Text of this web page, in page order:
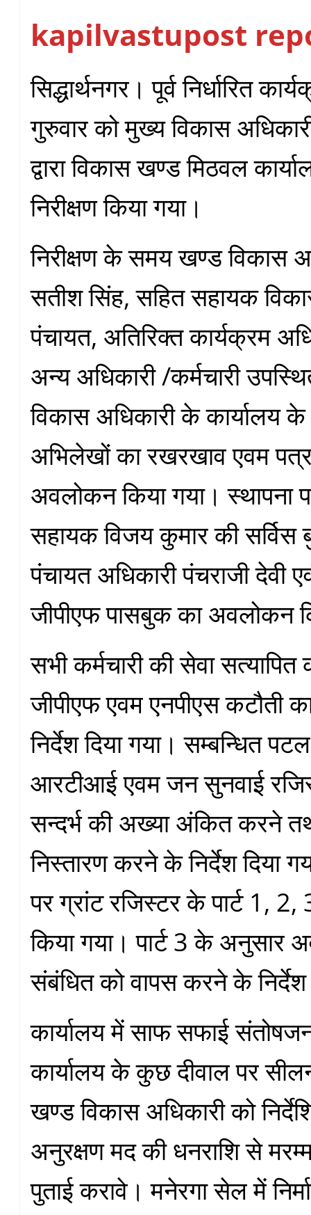
kapilvastupost
सिद्धार्थनगर। पूर्व निर्धारित
गुरुवार को मुख्य विकास
द्वारा विकास खण्ड मिठवल
निरीक्षण किया गया।
निरीक्षण के समय खण्ड विकास
सतीश सिंह, सहित सहायक
पंचायत, अतिरिक्त कार्यक्रम
अन्य अधिकारी /कर्मचारी
विकास अधिकारी के कार्यालय
अभिलेखों का रखरखाव एवम
अवलोकन किया गया। स्थापना
सहायक विजय कुमार की सर्विस
पंचायत अधिकारी पंचराजी देवी
जीपीएफ पासबुक का अवलोकन
सभी कर्मचारी की सेवा
जीपीएफ एवम एनपीएस
निर्देश दिया गया। सम्बन्धित
आरटीआई एवम जन सुनवाई
सन्दर्भ की अख्या अंकित करने
निस्तारण करने के निर्देश दिया
पर ग्रांट रजिस्टर के पार्ट 1,
किया गया। पार्ट 3 के अनुसार
संबंधित को वापस करने के निर्देश
कार्यालय में साफ सफाई
कार्यालय के कुछ दीवाल पर
खण्ड विकास अधिकारी को
अनुरक्षण मद की धनराशि से
पुताई करावे। मनेरगा सेल में